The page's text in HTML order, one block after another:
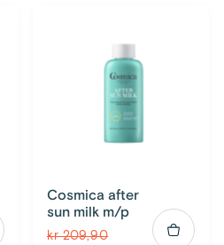
Cosmica after
sun milk m/p
kr 209,90